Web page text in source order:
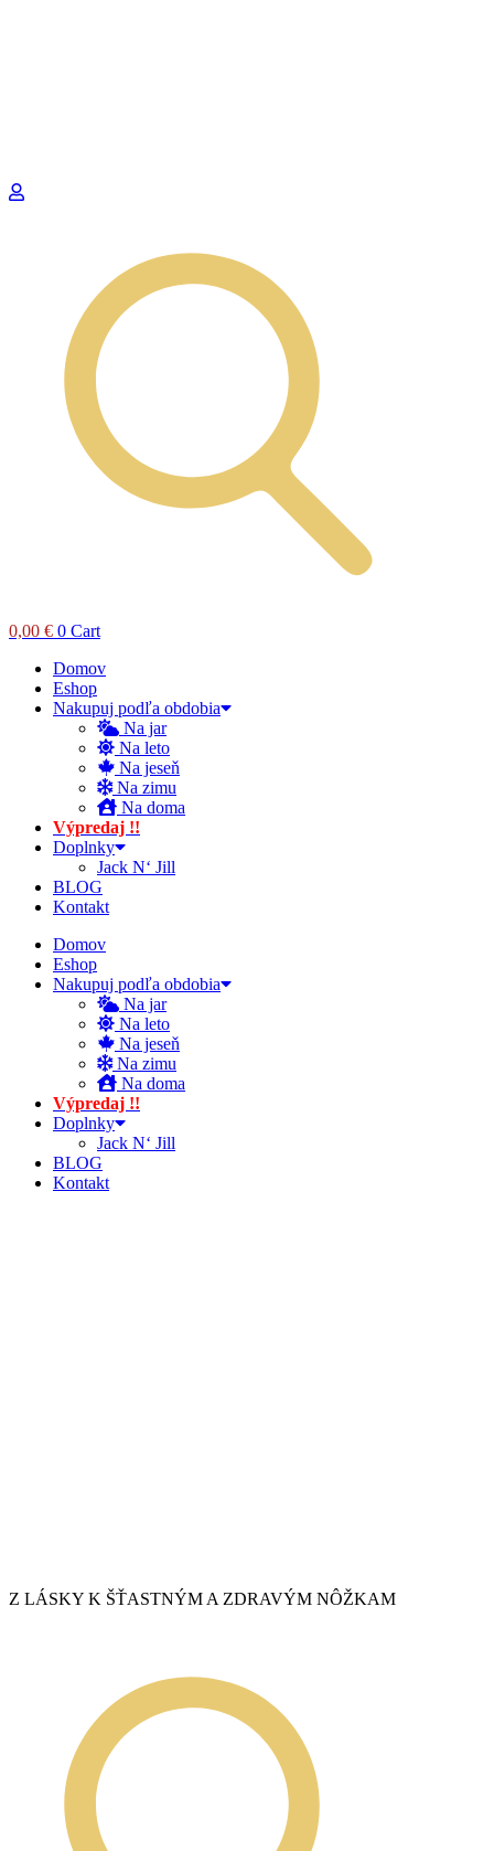
0,00 € 0 Cart
Domov
Eshop
Nakupuj podľa obdobia
Na jar
Na leto
Na jeseň
Na zimu
Na doma
Výpredaj !!
Doplnky
Jack N‘ Jill
BLOG
Kontakt
Domov
Eshop
Nakupuj podľa obdobia
Na jar
Na leto
Na jeseň
Na zimu
Na doma
Výpredaj !!
Doplnky
Jack N‘ Jill
BLOG
Kontakt
Z LÁSKY K ŠŤASTNÝM A ZDRAVÝM NÔŽKAM